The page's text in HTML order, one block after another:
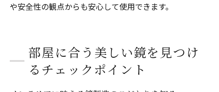
や安全性の観点からも安心して使用できます。
部屋に合う美しい鏡を見つけ
るチェックポイント